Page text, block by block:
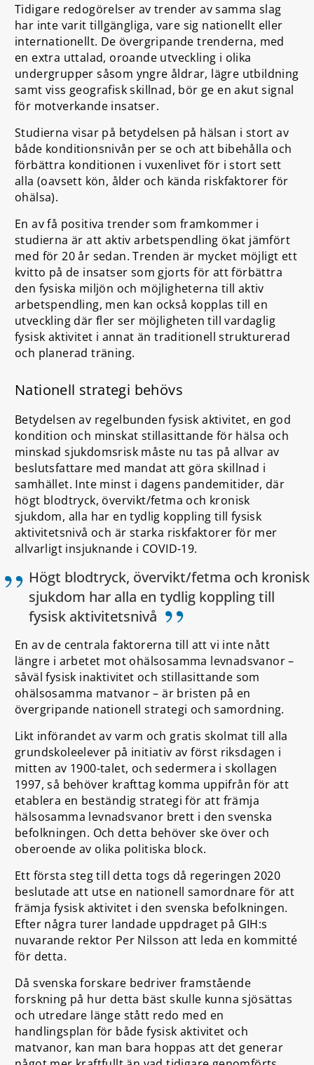
Tidigare redogörelser av trender av samma slag
har inte varit tillgängliga, vare sig nationellt eller
internationellt. De övergripande trenderna, med
en extra uttalad, oroande utveckling i olika
undergrupper såsom yngre åldrar, lägre utbildning
samt viss geografisk skillnad, bör ge en akut signal
för motverkande insatser.
Studierna visar på betydelsen på hälsan i stort av
både konditionsnivån per se och att bibehålla och
förbättra konditionen i vuxenlivet för i stort sett
alla (oavsett kön, ålder och kända riskfaktorer för
ohälsa).
En av få positiva trender som framkommer i
studierna är att aktiv arbetspendling ökat jämfört
med för 20 år sedan. Trenden är mycket möjligt ett
kvitto på de insatser som gjorts för att förbättra
den fysiska miljön och möjligheterna till aktiv
arbetspendling, men kan också kopplas till en
utveckling där fler ser möjligheten till vardaglig
fysisk aktivitet i annat än traditionell strukturerad
och planerad träning.
Nationell strategi behövs
Betydelsen av regelbunden fysisk aktivitet, en god
kondition och minskat stillasittande för hälsa och
minskad sjukdomsrisk måste nu tas på allvar av
beslutsfattare med mandat att göra skillnad i
samhället. Inte minst i dagens pandemitider, där
högt blodtryck, övervikt/fetma och kronisk
sjukdom, alla har en tydlig koppling till fysisk
aktivitetsnivå och är starka riskfaktorer för mer
allvarligt insjuknande i COVID-19.
Högt blodtryck, övervikt/fetma och kronisk
sjukdom har alla en tydlig koppling till
fysisk aktivitetsnivå ”
En av de centrala faktorerna till att vi inte nått
längre i arbetet mot ohälsosamma levnadsvanor –
såväl fysisk inaktivitet och stillasittande som
ohälsosamma matvanor – är bristen på en
övergripande nationell strategi och samordning.
Likt införandet av varm och gratis skolmat till alla
grundskoleelever på initiativ av först riksdagen i
mitten av 1900-talet, och sedermera i skollagen
1997, så behöver krafttag komma uppifrån för att
etablera en beständig strategi för att främja
hälsosamma levnadsvanor brett i den svenska
befolkningen. Och detta behöver ske över och
oberoende av olika politiska block.
Ett första steg till detta togs då regeringen 2020
beslutade att utse en nationell samordnare för att
främja fysisk aktivitet i den svenska befolkningen.
Efter några turer landade uppdraget på GIH:s
nuvarande rektor Per Nilsson att leda en kommitté
för detta.
Då svenska forskare bedriver framstående
forskning på hur detta bäst skulle kunna sjösättas
och utredare länge stått redo med en
handlingsplan för både fysisk aktivitet och
matvanor, kan man bara hoppas att det generar